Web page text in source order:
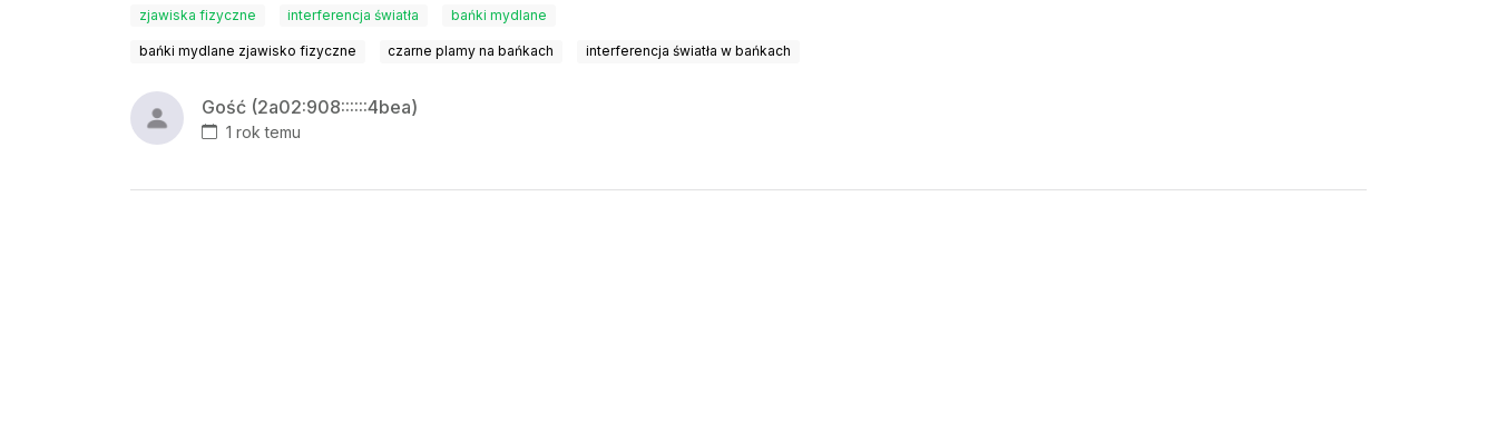
zjawiska fizyczne interferencja światła bańki mydlane
bańki mydlane zjawisko fizyczne czarne plamy na bańkach interferencja światła w bańkach
Gość (2a02:908::::::4bea)
1 rok temu